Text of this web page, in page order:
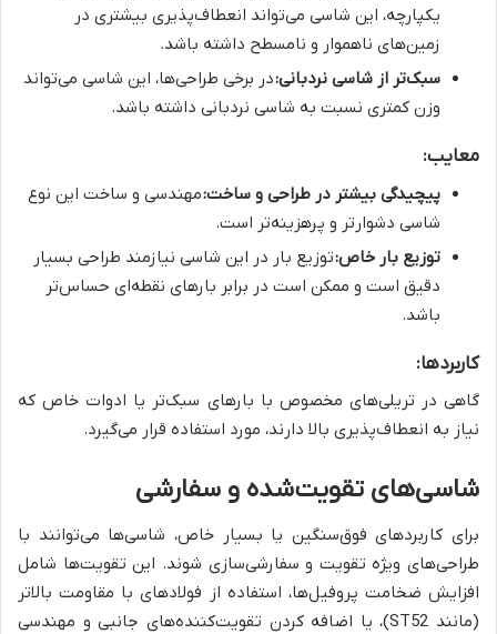
یکپارچه، این شاسی می‌تواند انعطاف‌پذیری بیشتری در
زمین‌های ناهموار و نامسطح داشته باشد.
سبک‌تر از شاسی نردبانی:در برخی طراحی‌ها، این شاسی می‌تواند
وزن کمتری نسبت به شاسی نردبانی داشته باشد.
معایب:
پیچیدگی بیشتر در طراحی و ساخت:مهندسی و ساخت این نوع
شاسی دشوارتر و پرهزینه‌تر است.
توزیع بار خاص:توزیع بار در این شاسی نیازمند طراحی بسیار
دقیق است و ممکن است در برابر بارهای نقطه‌ای حساس‌تر
باشد.
کاربردها:
گاهی در تریلی‌های مخصوص با بارهای سبک‌تر یا ادوات خاص که
نیاز به انعطاف‌پذیری بالا دارند، مورد استفاده قرار می‌گیرد.
شاسی‌های تقویت‌شده و سفارشی
برای کاربردهای فوق‌سنگین یا بسیار خاص، شاسی‌ها می‌توانند با
طراحی‌های ویژه تقویت و سفارشی‌سازی شوند. این تقویت‌ها شامل
افزایش ضخامت پروفیل‌ها، استفاده از فولادهای با مقاومت بالاتر
(مانند ST52)، یا اضافه کردن تقویت‌کننده‌های جانبی و مهندسی